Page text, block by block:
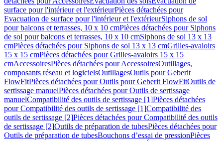
surface pour l'intérieur et l'extérieurPièces détachées pour
Evacuation de surface pour l'intérieur et l'extérieurSiphons de sol
pour balcons et terrasses, 10 x 10 cmPièces détachées pour Siphons
de sol pour balcons et terrasses, 10 x 10 cmSiphons de sol 13 x 13
cmPièces détachées pour Siphons de sol 13 x 13 cmGrilles-avaloirs
15 x 15 cmPièces détachées pour Grilles-avaloirs 15 x 15
cmAccessoiresPièces détachées pour AccessoiresOutillages,
composants réseau et logicielsOutillagesOutils pour Geberit
FlowFitPièces détachées pour Outils pour Geberit FlowFitOutils de
sertissage manuelPièces détachées pour Outils de sertissage
manuelCompatibilité des outils de sertissage [1]Pièces détachées
pour Compatibilité des outils de sertissage [1]Compatibilité des
outils de sertissage [2]Pièces détachées pour Compatibilité des outils
de sertissage [2]Outils de préparation de tubesPièces détachées pour
Outils de préparation de tubesBouchons d’essai de pressionPièces